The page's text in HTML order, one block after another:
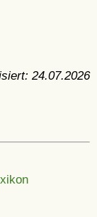
24.07.2026